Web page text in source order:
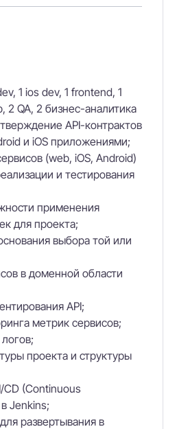
1 ios dev, 1 frontend, 1
QA, 2 бизнес-аналитика
API-контрактов
и iOS приложениями;
(web, iOS, Android)
и тестирования
применения
для проекта;
выбора той или
в доменной области
API;
метрик сервисов;
проекта и структуры
CD (Continuous
Jenkins;
развертывания в